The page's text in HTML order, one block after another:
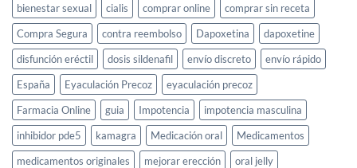
bienestar sexual cialis comprar online
comprar sin receta
Compra Segura
contra reembolso Dapoxetina
dapoxetine
disfunción eréctil
dosis sildenafil envío discreto
envío rápido
España
Eyaculación Precoz
eyaculación precoz
Farmacia Online
guia Impotencia
impotencia masculina
inhibidor pde5
kamagra Medicación oral
Medicamentos
medicamentos originales
mejorar erección
oral jelly